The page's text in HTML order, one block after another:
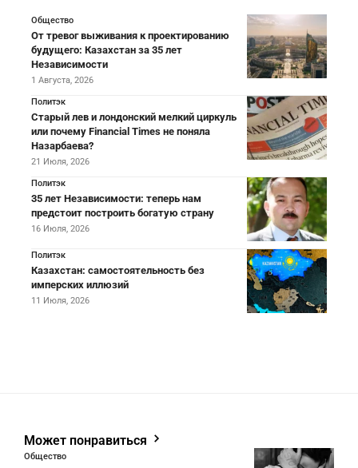
Общество
От тревог выживания к проектированию
будущего: Казахстан за 35 лет
Независимости
1 Августа, 2026
Политэк
Старый лев и лондонский мелкий циркуль
или почему Financial Times не поняла
Назарбаева?
21 Июля, 2026
Политэк
35 лет Независимости: теперь нам
предстоит построить богатую страну
16 Июля, 2026
Политэк
Казахстан: самостоятельность без
имперских иллюзий
11 Июля, 2026
Может понравиться
Общество